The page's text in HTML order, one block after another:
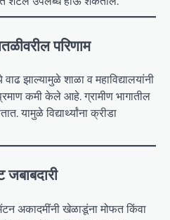
परिणाम
झाल्यामुळे शाळा व महाविद्यालयांनी
कमी केले आहे. ग्रामीण भागातील
यामुळे विद्यार्थ्यांना क्रीडा
अकादमींनी खेळाडूंना मोफत किंवा